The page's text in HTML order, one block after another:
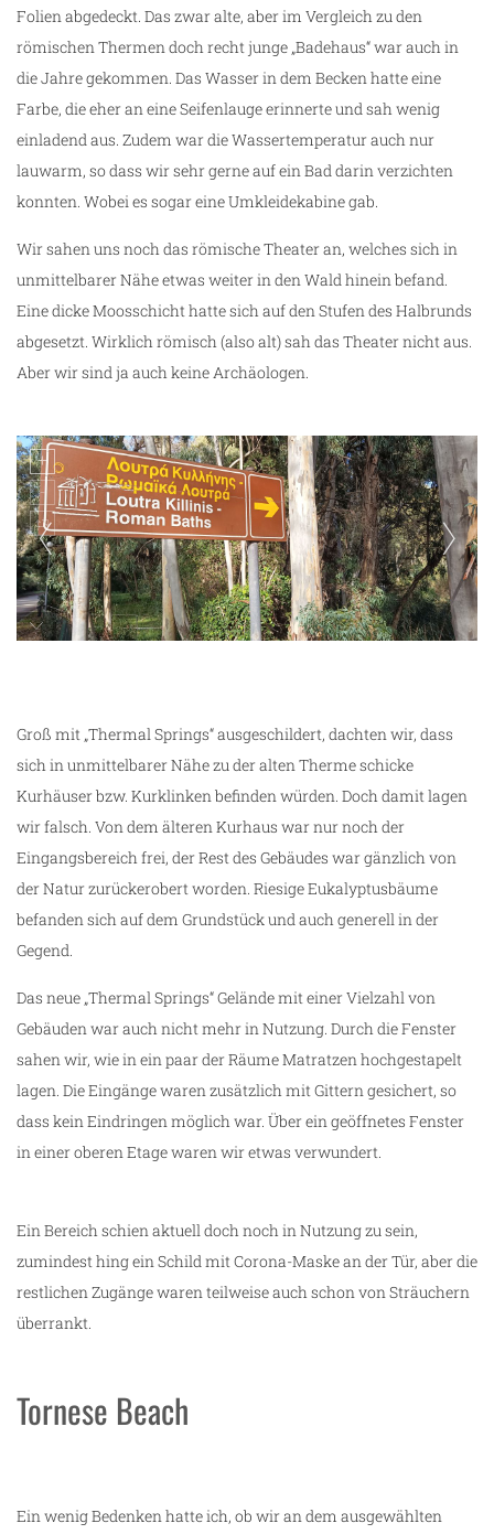
Folien abgedeckt. Das zwar alte, aber im Vergleich zu den
römischen Thermen doch recht junge „Badehaus“ war auch in
die Jahre gekommen. Das Wasser in dem Becken hatte eine
Farbe, die eher an eine Seifenlauge erinnerte und sah wenig
einladend aus. Zudem war die Wassertemperatur auch nur
lauwarm, so dass wir sehr gerne auf ein Bad darin verzichten
konnten. Wobei es sogar eine Umkleidekabine gab.
Wir sahen uns noch das römische Theater an, welches sich in
unmittelbarer Nähe etwas weiter in den Wald hinein befand.
Eine dicke Moosschicht hatte sich auf den Stufen des Halbrunds
abgesetzt. Wirklich römisch (also alt) sah das Theater nicht aus.
Aber wir sind ja auch keine Archäologen.
Groß mit „Thermal Springs“ ausgeschildert, dachten wir, dass
sich in unmittelbarer Nähe zu der alten Therme schicke
Kurhäuser bzw. Kurklinken befinden würden. Doch damit lagen
wir falsch. Von dem älteren Kurhaus war nur noch der
Eingangsbereich frei, der Rest des Gebäudes war gänzlich von
der Natur zurückerobert worden. Riesige Eukalyptusbäume
befanden sich auf dem Grundstück und auch generell in der
Gegend.
Das neue „Thermal Springs“ Gelände mit einer Vielzahl von
Gebäuden war auch nicht mehr in Nutzung. Durch die Fenster
sahen wir, wie in ein paar der Räume Matratzen hochgestapelt
lagen. Die Eingänge waren zusätzlich mit Gittern gesichert, so
dass kein Eindringen möglich war. Über ein geöffnetes Fenster
in einer oberen Etage waren wir etwas verwundert.
Ein Bereich schien aktuell doch noch in Nutzung zu sein,
zumindest hing ein Schild mit Corona-Maske an der Tür, aber die
restlichen Zugänge waren teilweise auch schon von Sträuchern
überrankt.
Tornese Beach
Ein wenig Bedenken hatte ich, ob wir an dem ausgewählten